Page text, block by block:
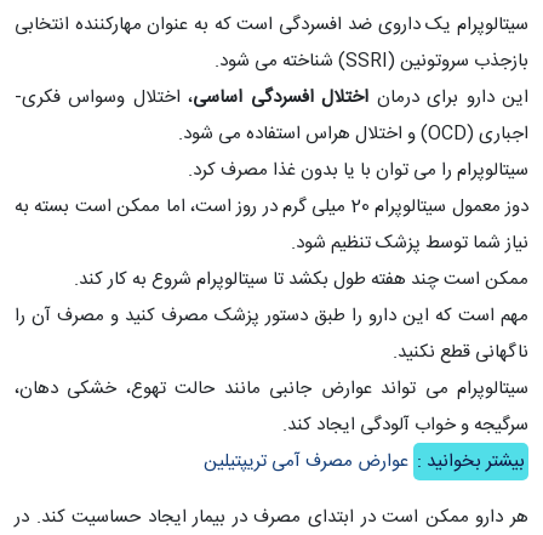
سیتالوپرام یک داروی ضد افسردگی است که به عنوان مهارکننده انتخابی
بازجذب سروتونین (SSRI) شناخته می شود.
این دارو برای درمان اختلال افسردگی اساسی، اختلال وسواس فکری-
اجباری (OCD) و اختلال هراس استفاده می شود.
سیتالوپرام را می توان با یا بدون غذا مصرف کرد.
دوز معمول سیتالوپرام 20 میلی گرم در روز است، اما ممکن است بسته به
نیاز شما توسط پزشک تنظیم شود.
ممکن است چند هفته طول بکشد تا سیتالوپرام شروع به کار کند.
مهم است که این دارو را طبق دستور پزشک مصرف کنید و مصرف آن را
ناگهانی قطع نکنید.
سیتالوپرام می تواند عوارض جانبی مانند حالت تهوع، خشکی دهان،
سرگیجه و خواب آلودگی ایجاد کند.
بیشتر بخوانید : عوارض مصرف آمی تریپتیلین
هر دارو ممکن است در ابتدای مصرف در بیمار ایجاد حساسیت کند. در